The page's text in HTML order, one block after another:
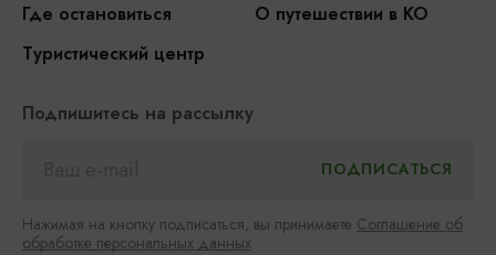
Где остановиться
О путешествии в КО
Туристический центр
Подпишитесь на рассылку
Нажимая на кнопку подписаться, вы принимаете Соглашение об
обработке персональных данных